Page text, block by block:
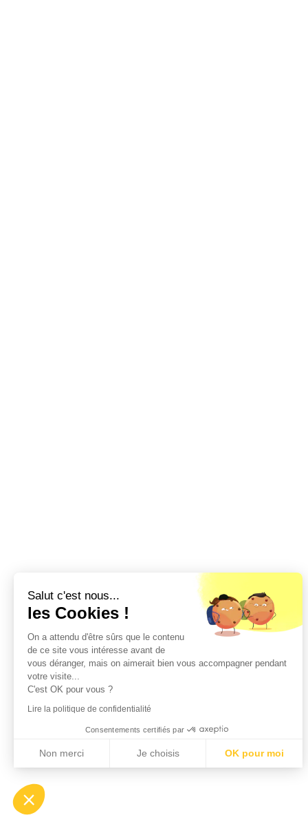
Salut c'est nous...
les Cookies !
On a attendu d'être sûrs que le contenu
de ce site vous intéresse avant de
vous déranger, mais on aimerait bien vous accompagner pendant
votre visite...
C'est OK pour vous ?
Lire la politique de confidentialité
Consentements certifiés par
Non merci Je choisis OK pour moi
Notre plateforme vous permet d'adapter et de gérer vos paramètres de